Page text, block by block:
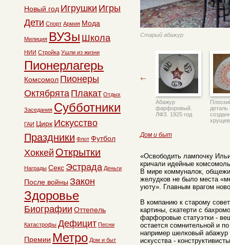
Старый абажур
Абажур
фарфоровый.
ЛФЗ. 1925 год
деталь
Дом и быт
«Освободить лампочку
кричали идейные
В мире коммуналок,
желудков не было места
уюту». Главным врагом
В компанию к старому
картины, скатерти с
фарфоровые статуэтки -
остается сомнительной и
например шелковый абажур
искусства -
Новый год Игрушки Игры
Дети Спорт Армия Мода
Милиция ВУЗы Школа
НИИ Стройка Ушли из жизни
Пионерлагерь
Комсомол Пионеры
Октябрята Плакат Отдых
Заседания Субботники
ГАИ Цирк Искусство
Праздники Флот Футбол
Хоккей Открытки
Награды Секс Эстрада Деньги
После войны Закон
Здоровье
Биографии Оттепель
Катастрофы Дефицит Песни
Премии Метро Дом и быт